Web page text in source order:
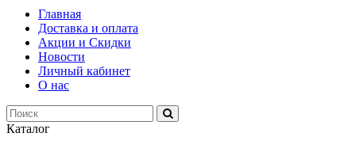
Главная
Доставка и оплата
Акции и Скидки
Новости
Личный кабинет
О нас
Каталог